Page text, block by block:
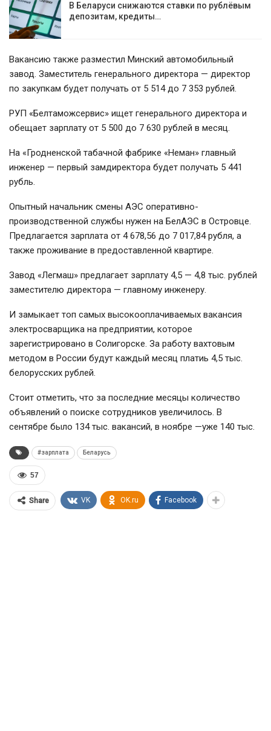
В Беларуси снижаются ставки по рублёвым
депозитам, кредиты…
Вакансию также разместил Минский автомобильный
завод. Заместитель генерального директора — директор
по закупкам будет получать от 5 514 до 7 353 рублей.
РУП «Белтаможсервис» ищет генерального директора и
обещает зарплату от 5 500 до 7 630 рублей в месяц.
На «Гродненской табачной фабрике «Неман» главный
инженер — первый замдиректора будет получать 5 441
рубль.
Опытный начальник смены АЭС оперативно-
производственной службы нужен на БелАЭС в Островце.
Предлагается зарплата от 4 678,56 до 7 017,84 рубля, а
также проживание в предоставленной квартире.
Завод «Легмаш» предлагает зарплату 4,5 — 4,8 тыс. рублей
заместителю директора — главному инженеру.
И замыкает топ самых высокооплачиваемых вакансия
электросварщика на предприятии, которое
зарегистрировано в Солигорске. За работу вахтовым
методом в России будут каждый месяц платиь 4,5 тыс.
белорусских рублей.
Стоит отметить, что за последние месяцы количество
объявлений о поиске сотрудников увеличилось. В
сентябре было 134 тыс. вакансий, в ноябре —уже 140 тыс.
#зарплата Беларусь
57
Share VK OK.ru Facebook